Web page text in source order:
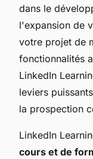
dans le
l'expansion de
votre projet de
fonctionnalités
LinkedIn
leviers
la prospection
LinkedIn
cours et de